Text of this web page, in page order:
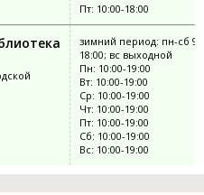
Пт: 10:00-18:00
зимний период: пн-сб
18:00; вс выходной
Пн: 10:00-19:00
Вт: 10:00-19:00
Ср: 10:00-19:00
Чт: 10:00-19:00
Пт: 10:00-19:00
Сб: 10:00-19:00
Вс: 10:00-19:00